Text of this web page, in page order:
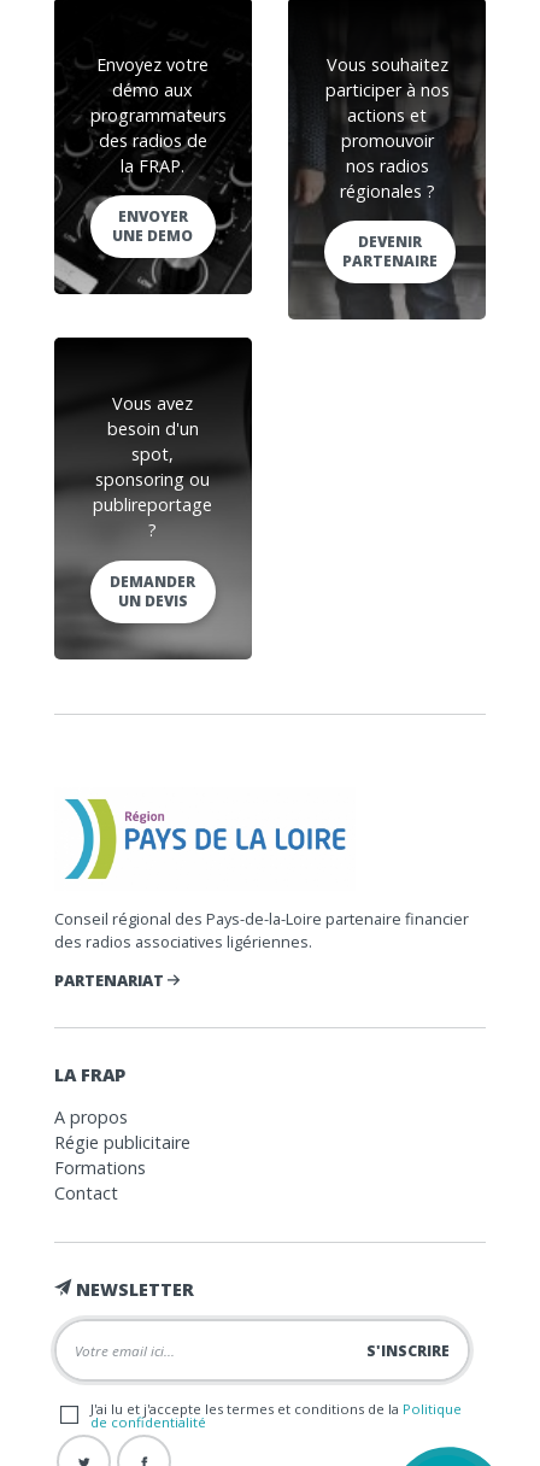
Envoyez votre
démo aux
programmateurs
des radios de
la FRAP.
ENVOYER
UNE DEMO
Vous souhaitez
participer à nos
actions et
promouvoir
nos radios
régionales ?
DEVENIR
PARTENAIRE
Vous avez
besoin d'un
spot,
sponsoring ou
publireportage
?
DEMANDER
UN DEVIS
Conseil régional des Pays-de-la-Loire partenaire financier
des radios associatives ligériennes.
PARTENARIAT
LA FRAP
A propos
Régie publicitaire
Formations
Contact
NEWSLETTER
J'ai lu et j'accepte les termes et conditions de la Politique
de confidentialité